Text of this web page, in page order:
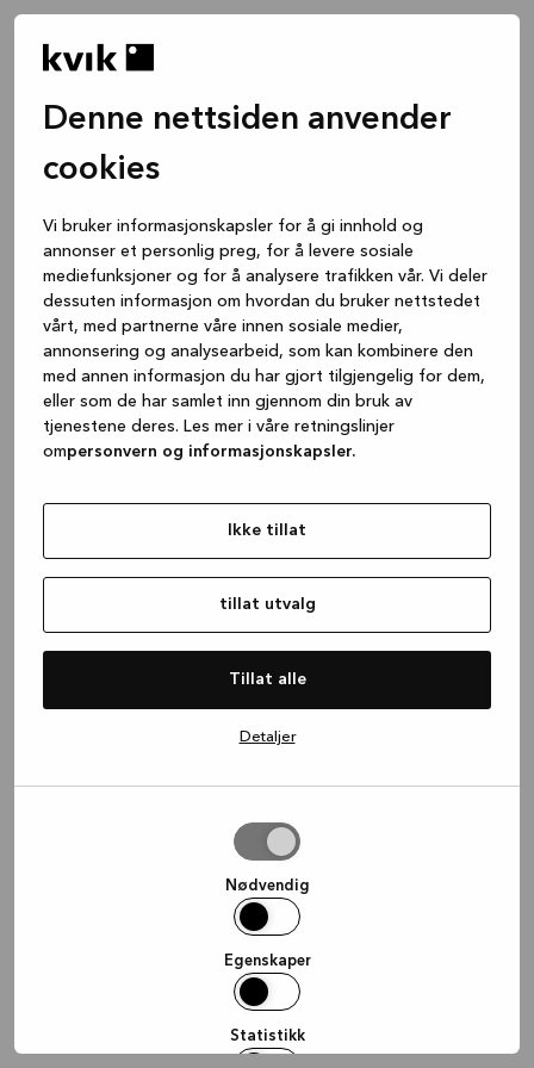
Denne nettsiden anvender
cookies
Vi bruker informasjonskapsler for å gi innhold og
annonser et personlig preg, for å levere sosiale
mediefunksjoner og for å analysere trafikken vår. Vi deler
dessuten informasjon om hvordan du bruker nettstedet
vårt, med partnerne våre innen sosiale medier,
annonsering og analysearbeid, som kan kombinere den
med annen informasjon du har gjort tilgjengelig for dem,
eller som de har samlet inn gjennom din bruk av
tjenestene deres. Les mer i våre retningslinjer
ompersonvern og informasjonskapsler.
Ikke tillat
tillat utvalg
Tillat alle
Detaljer
Nødvendig
Egenskaper
Statistikk
(see the browser console for more
information).